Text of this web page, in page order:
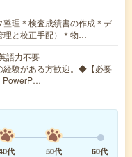
整理＊検査成績書の作成＊デ
理と校正手配）＊物…
語力不要
験がある方歓迎。◆【必要
PowerP…
代 50代
60代